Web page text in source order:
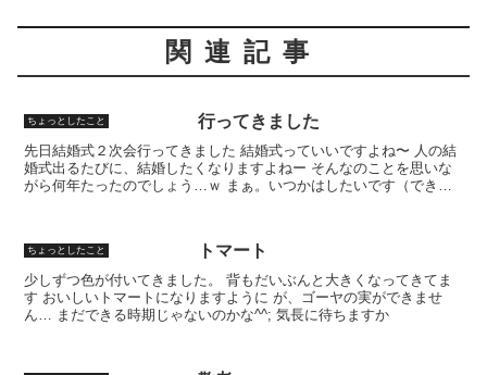
関連記事
ちょっとしたこと 行ってきました
先日結婚式２次会行ってきました 結婚式っていいですよね〜 人の結
婚式出るたびに、結婚したくなりますよねー そんなのことを思いな
がら何年たったのでしょう…ｗ まぁ。いつかはしたいです（できれ
ちょっとしたこと トマート
少しずつ色が付いてきました。 背もだいぶんと大きくなってきてま
す おいしいトマートになりますように が、ゴーヤの実ができませ
ん… まだできる時期じゃないのかな^^; 気長に待ちますか